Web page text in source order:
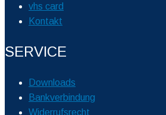
vhs card
Kontakt
SERVICE
Downloads
Bankverbindung
Widerrufsrecht